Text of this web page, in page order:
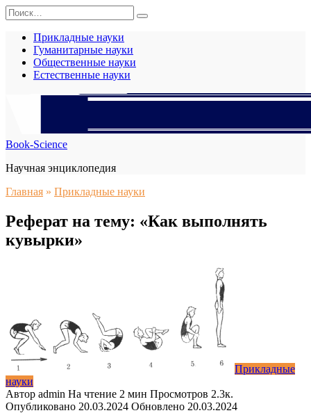
Перейти
к
содержанию
Search
for:
Прикладные науки
Гуманитарные науки
Общественные науки
Естественные науки
Book-Science
Научная энциклопедия
Главная » Прикладные науки
Реферат на тему: «Как выполнять
кувырки»
Прикладные
науки
Автор admin На чтение 2 мин Просмотров 2.3к.
Опубликовано 20.03.2024 Обновлено 20.03.2024